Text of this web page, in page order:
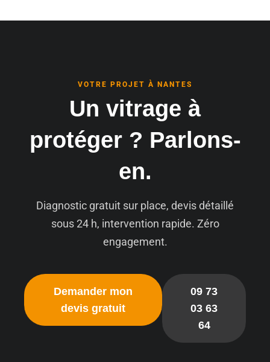
VOTRE PROJET À NANTES
Un vitrage à
protéger ? Parlons-
en.
Diagnostic gratuit sur place, devis détaillé
sous 24 h, intervention rapide. Zéro
engagement.
Demander mon
devis gratuit
09 73
03 63
64